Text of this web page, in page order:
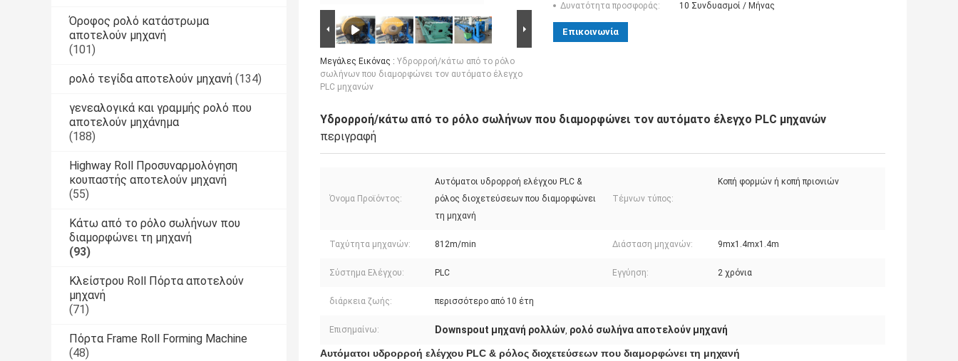
Όροφος ρολό κατάστρωμα
αποτελούν μηχανή
(101)
ρολό τεγίδα αποτελούν μηχανή (134)
γενεαλογικά και γραμμής ρολό που
αποτελούν μηχάνημα
(188)
Highway Roll Προσυναρμολόγηση
κουπαστής αποτελούν μηχανή
(55)
Κάτω από το ρόλο σωλήνων που
διαμορφώνει τη μηχανή
(93)
Κλείστρου Roll Πόρτα αποτελούν
μηχανή
(71)
Πόρτα Frame Roll Forming Machine
(48)
Μεγάλες Εικόνας : Υδρορροή/κάτω από το ρόλο
σωλήνων που διαμορφώνει τον αυτόματο έλεγχο
PLC μηχανών
Δυνατότητα προσφοράς:
10 Συνδυασμοί / Μήνας
Επικοινωνία
Υδρορροή/κάτω από το ρόλο σωλήνων που διαμορφώνει τον αυτόματο έλεγχο PLC μηχανών
περιγραφή
Όνομα Προϊόντος:
Αυτόματοι υδρορροή ελέγχου PLC &
ρόλος διοχετεύσεων που διαμορφώνει
τη μηχανή
Τέμνων τύπος:
Κοπή φορμών ή κοπή πριονιών
Ταχύτητα μηχανών: 812m/min Διάσταση μηχανών: 9mx1.4mx1.4m
Σύστημα Ελέγχου: PLC Εγγύηση: 2 χρόνια
διάρκεια ζωής: περισσότερο από 10 έτη
Επισημαίνω: Downspout μηχανή ρολλών, ρολό σωλήνα αποτελούν μηχανή
Αυτόματοι υδρορροή ελέγχου PLC & ρόλος διοχετεύσεων που διαμορφώνει τη μηχανή